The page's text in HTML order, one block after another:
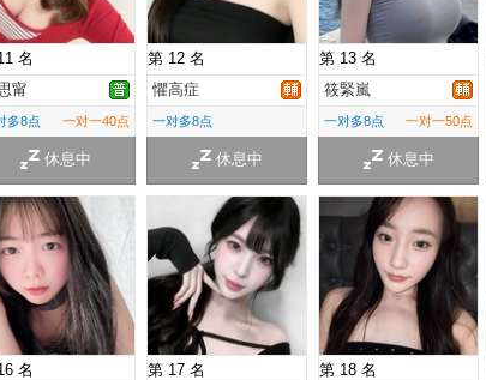
名
甯
多8点 一对一40点
休息中
第 12 名
懼高症
一对多8点
休息中
第 13 名
筱緊嵐
一对多8点 一对一50点
休息中
名
第 17 名
第 18 名